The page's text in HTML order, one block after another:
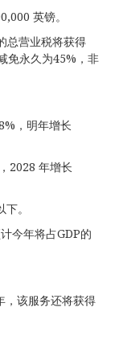
英镑。
总营业税将获得
免永久为45%，非
，明年增长
2028 年增长
。
今年将占GDP的
，该服务还将获得